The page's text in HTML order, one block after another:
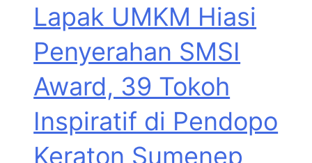
Lapak UMKM Hiasi
Penyerahan SMSI
Award, 39 Tokoh
Inspiratif di Pendopo
Keraton Sumenep